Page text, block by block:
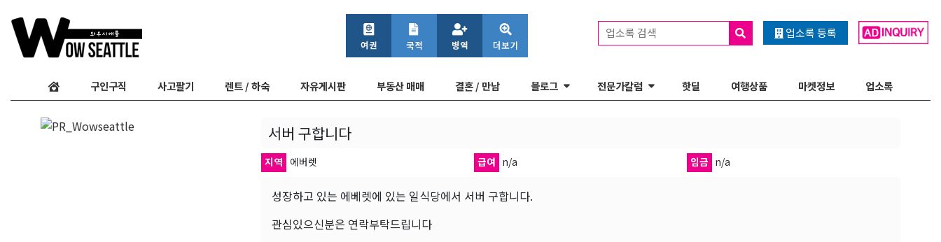
업소록 등록
업소록 검색
구인구직 사고팔기 렌트 / 하숙 자유게시판 부동산 매매 결혼 / 만남 블로그 전문가칼럼 핫딜 여행상품 마켓정보 업소록
서버 구합니다
지역 에버렛 급여 n/a 임금 n/a
성장하고 있는 에베렛에 있는 일식당에서 서버 구합니다.
관심있으신분은 연락부탁드립니다